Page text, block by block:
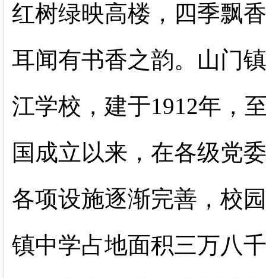
红树绿映高楼，四季飘
耳闻有书香之韵。 山门
江学校，建于1912年，
国成立以来，在各级党
各项设施逐渐完善，校
镇中学占地面积三万八